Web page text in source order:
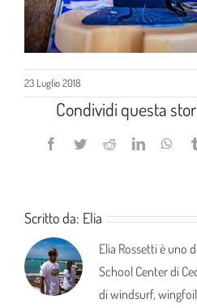
23 Luglio 2018
Condividi questa
Facebook
TwitterRedditLinkedIn
Scritto da: Elia
Elia Rossetti è uno
School Center di
di windsurf,